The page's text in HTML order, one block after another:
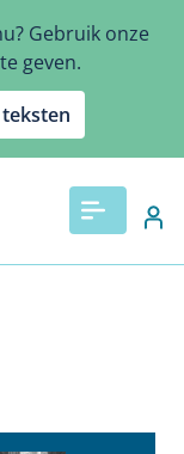
Gebruik onze
geven.